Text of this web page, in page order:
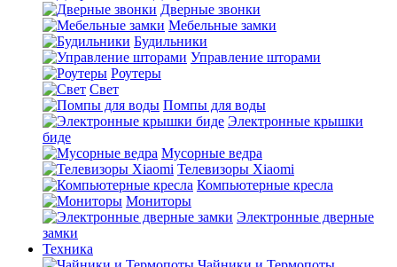
Дверные звонки
Мебельные замки
Будильники
Управление шторами
Роутеры
Свет
Помпы для воды
Электронные крышки
биде
Мусорные ведра
Телевизоры Xiaomi
Компьютерные кресла
Мониторы
Электронные дверные
замки
Техника